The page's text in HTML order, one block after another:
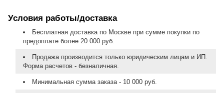
Условия работы/доставка
Бесплатная доставка по Москве при сумме покупки по
предоплате более 20 000 руб.
Продажа производится только юридическим лицам и ИП.
Форма расчетов - безналичная.
Минимальная сумма заказа - 10 000 руб.